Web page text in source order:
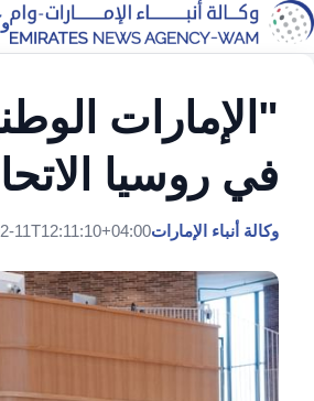
"الإمارات
في روسيا
وكالة أنباء الإمارات11T12:11:10+04:00